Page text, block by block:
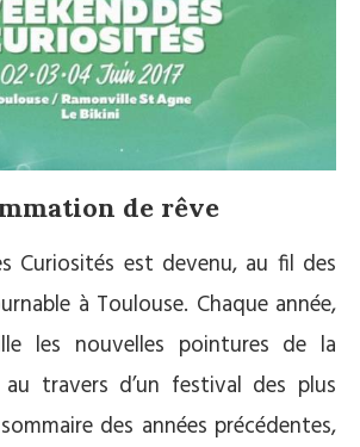
de rêve
Curiosités est devenu, au fil des
à Toulouse. Chaque année,
les nouvelles pointures de la
au travers d’un festival des plus
des années précédentes,